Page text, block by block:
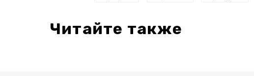
Читайте также